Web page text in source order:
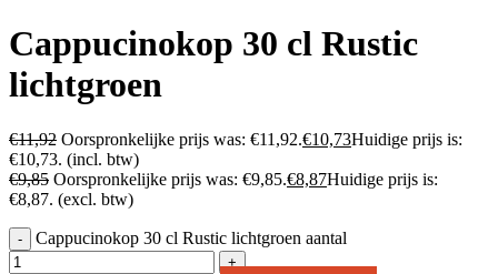
Cappucinokop 30 cl Rustic
lichtgroen
€11,92 Oorspronkelijke prijs was: €11,92.€10,73Huidige prijs is:
€10,73. (incl. btw)
€9,85 Oorspronkelijke prijs was: €9,85.€8,87Huidige prijs is:
€8,87. (excl. btw)
Cappucinokop 30 cl Rustic lichtgroen aantal